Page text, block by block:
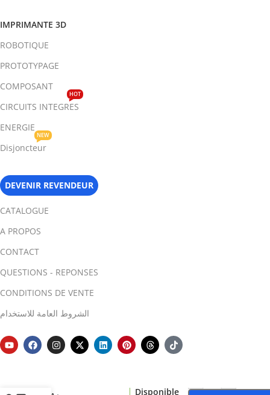
IMPRIMANTE 3D
ROBOTIQUE
PROTOTYPAGE
COMPOSANT
CIRCUITS INTEGRES
HOT
ENERGIE
Disjoncteur
NEW
DEVENIR REVENDEUR
CATALOGUE
A PROPOS
CONTACT
QUESTIONS - REPONSES
CONDITIONS DE VENTE
الشروط العامة للاستخدام
Disponible